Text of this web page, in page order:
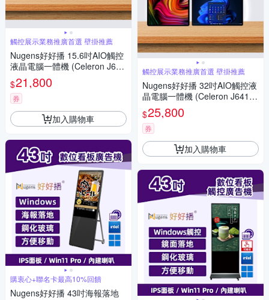
觸控展示業務推廣首選 壁掛推薦
Nugens好好播 15.6吋AIO觸控
液晶電腦一體機 (Celeron J641
2/8G/128GB SSD/W11P)
$21,800
券
加入購物車
購衷心+聯名卡最高10%回饋
Nugens好好播 43吋海報落地
觸控展示業務推廣首選 壁掛推薦
Nugens好好播 32吋AIO觸控液
晶電腦一體機 (Celeron J6412/
8G/128GB SSD/W11P)
$25,800
券
加入購物車